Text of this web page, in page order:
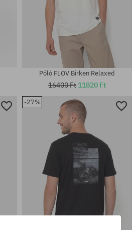
Elérhető méretek:
M; L; XL; XXL
Póló FLOV Birken Relaxed
16400 Ft 11820 Ft
-27%